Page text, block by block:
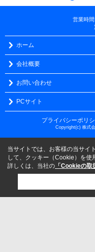
営業時
ホーム
会社概要
お問い合わせ
PCサイト
プライバシーポリ
Copyright(c) 株式
当サイトでは、お客様の当サイ
して、クッキー（Cookie）を使
詳しくは、当社の 「Cookieの取